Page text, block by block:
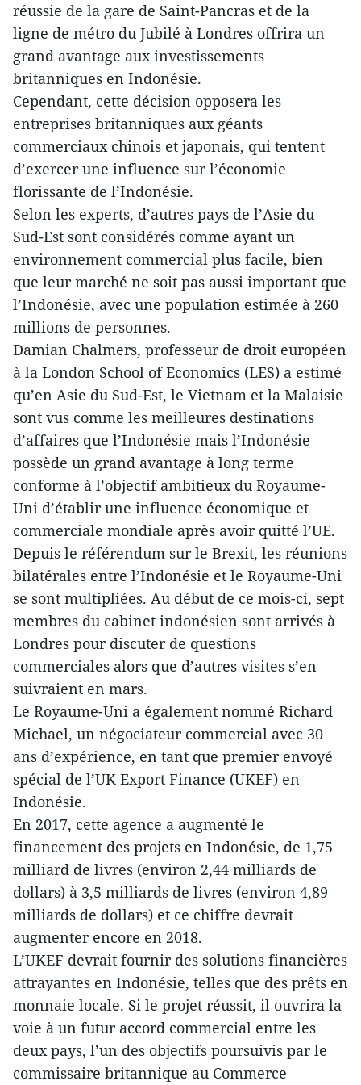
réussie de la gare de Saint-Pancras et de la
ligne de métro du Jubilé à Londres offrira un
grand avantage aux investissements
britanniques en Indonésie.
Cependant, cette décision opposera les
entreprises britanniques aux géants
commerciaux chinois et japonais, qui tentent
d’exercer une influence sur l’économie
florissante de l’Indonésie.
Selon les experts, d’autres pays de l’Asie du
Sud-Est sont considérés comme ayant un
environnement commercial plus facile, bien
que leur marché ne soit pas aussi important que
l’Indonésie, avec une population estimée à 260
millions de personnes.
Damian Chalmers, professeur de droit européen
à la London School of Economics (LES) a estimé
qu’en Asie du Sud-Est, le Vietnam et la Malaisie
sont vus comme les meilleures destinations
d’affaires que l’Indonésie mais l’Indonésie
possède un grand avantage à long terme
conforme à l’objectif ambitieux du Royaume-
Uni d’établir une influence économique et
commerciale mondiale après avoir quitté l’UE.
Depuis le référendum sur le Brexit, les réunions
bilatérales entre l’Indonésie et le Royaume-Uni
se sont multipliées. Au début de ce mois-ci, sept
membres du cabinet indonésien sont arrivés à
Londres pour discuter de questions
commerciales alors que d’autres visites s’en
suivraient en mars.
Le Royaume-Uni a également nommé Richard
Michael, un négociateur commercial avec 30
ans d’expérience, en tant que premier envoyé
spécial de l’UK Export Finance (UKEF) en
Indonésie.
En 2017, cette agence a augmenté le
financement des projets en Indonésie, de 1,75
milliard de livres (environ 2,44 milliards de
dollars) à 3,5 milliards de livres (environ 4,89
milliards de dollars) et ce chiffre devrait
augmenter encore en 2018.
L’UKEF devrait fournir des solutions financières
attrayantes en Indonésie, telles que des prêts en
monnaie locale. Si le projet réussit, il ouvrira la
voie à un futur accord commercial entre les
deux pays, l’un des objectifs poursuivis par le
commissaire britannique au Commerce